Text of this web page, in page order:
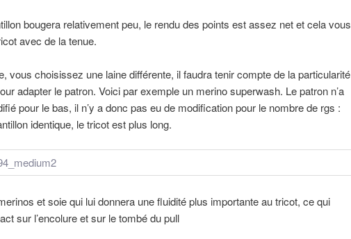
bougera relativement peu, le rendu des points est assez net et cela vous
avec de la tenue.
vous choisissez une laine différente, il faudra tenir compte de la particularité
adapter le patron. Voici par exemple un merino superwash. Le patron n’a
pour le bas, il n’y a donc pas eu de modification pour le nombre de rgs :
identique, le tricot est plus long.
et soie qui lui donnera une fluidité plus importante au tricot, ce qui
sur l’encolure et sur le tombé du pull